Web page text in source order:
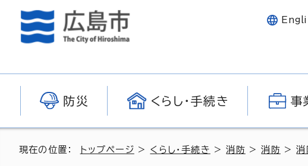
防災 くらし・手続き 事
現在の位置： トップページ > くらし・手続き >消防 >消防 >消